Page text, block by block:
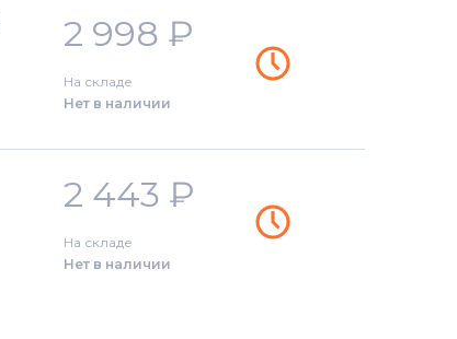
2 998 ₽
На складе
Нет в наличии
2 443 ₽
На складе
Нет в наличии